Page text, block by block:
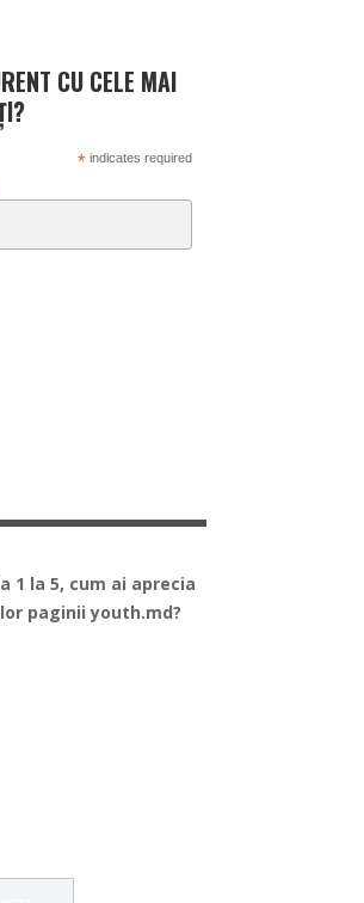
CU CELE MAI
*indicates required
1 la 5, cum ai aprecia
paginii youth.md?